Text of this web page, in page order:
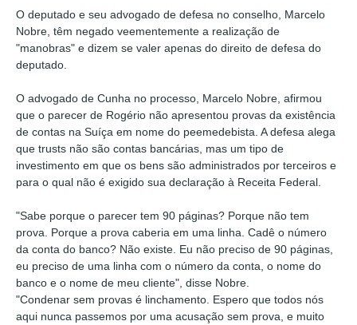
O deputado e seu advogado de defesa no conselho, Marcelo
Nobre, têm negado veementemente a realização de
"manobras" e dizem se valer apenas do direito de defesa do
deputado.
O advogado de Cunha no processo, Marcelo Nobre, afirmou
que o parecer de Rogério não apresentou provas da existência
de contas na Suíça em nome do peemedebista. A defesa alega
que trusts não são contas bancárias, mas um tipo de
investimento em que os bens são administrados por terceiros e
para o qual não é exigido sua declaração à Receita Federal.
"Sabe porque o parecer tem 90 páginas? Porque não tem
prova. Porque a prova caberia em uma linha. Cadê o número
da conta do banco? Não existe. Eu não preciso de 90 páginas,
eu preciso de uma linha com o número da conta, o nome do
banco e o nome de meu cliente", disse Nobre.
"Condenar sem provas é linchamento. Espero que todos nós
aqui nunca passemos por uma acusação sem prova, e muito